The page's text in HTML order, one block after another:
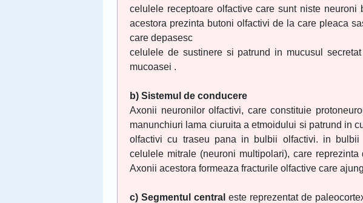
celulele receptoare olfactive care sunt niste neuroni
acestora prezinta butoni olfactivi de la care pleaca
care depasesc
celulele de sustinere si patrund in mucusul
mucoasei .
b) Sistemul de conducere
Axonii neuronilor olfactivi, care constituie
manunchiuri lama ciuruita a etmoidului si patrund in
olfactivi cu traseu pana in bulbii olfactivi. in
celulele mitrale (neuroni multipolari), care reprezinta
Axonii acestora formeaza fracturile olfactive care
c) Segmentul central este reprezentat de